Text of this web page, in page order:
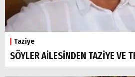
Taziye
SÖYLER AİLESİNDEN TAZİYE VE